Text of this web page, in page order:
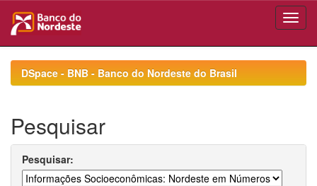
navigationDSpace - BNB - Banco do Nordeste do Brasil
Pesquisar
Pesquisar: